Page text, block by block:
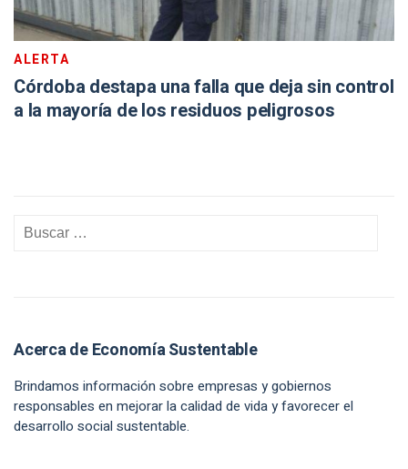
ALERTA
Córdoba destapa una falla que deja sin control
a la mayoría de los residuos peligrosos
Acerca de Economía Sustentable
Brindamos información sobre empresas y gobiernos
responsables en mejorar la calidad de vida y favorecer el
desarrollo social sustentable.